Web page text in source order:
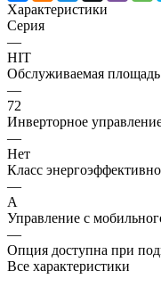
Характеристики
Серия
—
HIT
Обслуживаемая
—
72
Инверторное
—
Нет
Класс
—
A
Управление c
—
Опция доступна при
Все характеристики